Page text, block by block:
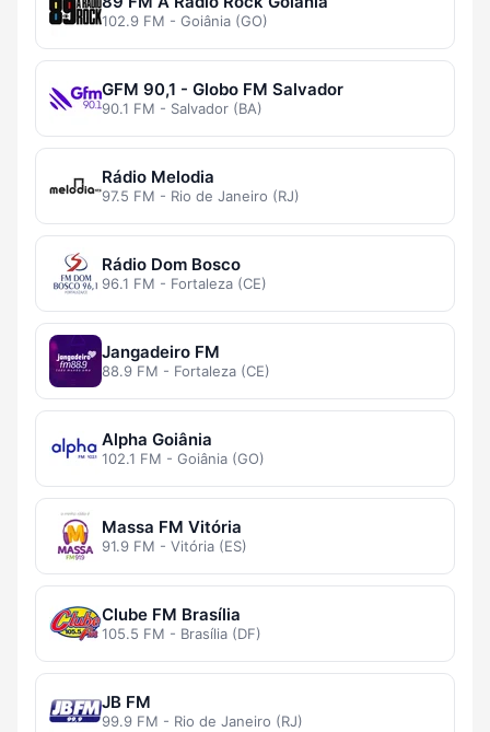
102.9 FM - Goiânia (GO)
GFM 90,1 - Globo FM Salvador
90.1 FM - Salvador (BA)
Rádio Melodia
97.5 FM - Rio de Janeiro (RJ)
Rádio Dom Bosco
96.1 FM - Fortaleza (CE)
Jangadeiro FM
88.9 FM - Fortaleza (CE)
Alpha Goiânia
102.1 FM - Goiânia (GO)
Massa FM Vitória
91.9 FM - Vitória (ES)
Clube FM Brasília
105.5 FM - Brasília (DF)
JB FM
99.9 FM - Rio de Janeiro (RJ)